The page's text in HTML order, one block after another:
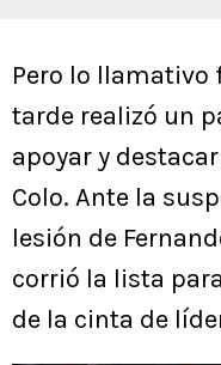
Pero lo
tarde realizó un
apoyar y
Colo. Ante la
lesión de
corrió la lista
de la cinta de